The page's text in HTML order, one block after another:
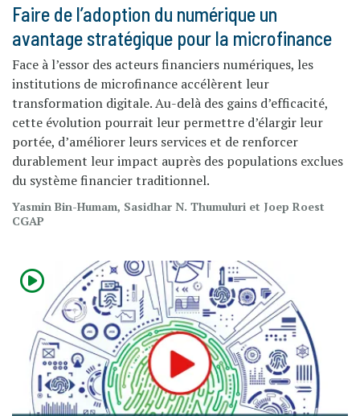
Faire de l’adoption du numérique un
avantage stratégique pour la microfinance
Face à l’essor des acteurs financiers numériques, les
institutions de microfinance accélèrent leur
transformation digitale. Au-delà des gains d’efficacité,
cette évolution pourrait leur permettre d’élargir leur
portée, d’améliorer leurs services et de renforcer
durablement leur impact auprès des populations exclues
du système financier traditionnel.
Yasmin Bin-Humam, Sasidhar N. Thumuluri et Joep Roest
CGAP